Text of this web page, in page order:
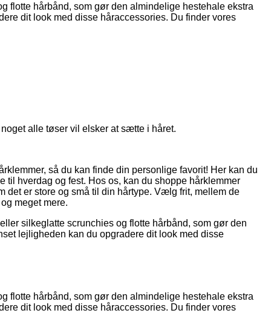
flotte hårbånd, som gør den almindelige hestehale ekstra
dit look med disse håraccessories. Du finder vores
alle tøser vil elsker at sætte i håret.
så du kan finde din personlige favorit! Her kan du
til hverdag og fest. Hos os, kan du shoppe hårklemmer
det er store og små til din hårtype. Vælg frit, mellem de
meget mere.
silkeglatte scrunchies og flotte hårbånd, som gør den
lejligheden kan du opgradere dit look med disse
flotte hårbånd, som gør den almindelige hestehale ekstra
dit look med disse håraccessories. Du finder vores